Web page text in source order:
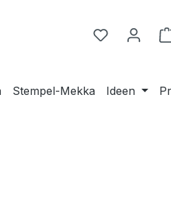
Du hast 0
Stempel-Mekka Ideen